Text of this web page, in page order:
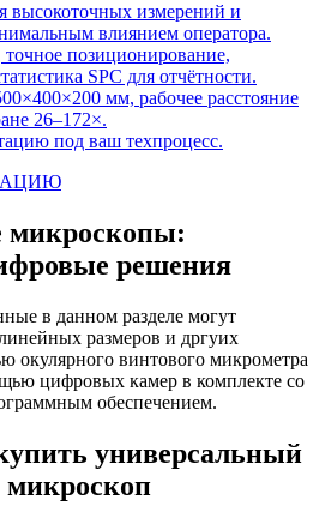
высокоточных измерений и
влиянием оператора.
позиционирование,
SPC для отчётности.
мм, рабочее расстояние
26–172×.
под ваш техпроцесс.
микроскопы:
решения
в данном разделе могут
размеров и дргуих
окулярного винтового микрометра
цифровых камер в комплекте со
обеспечением.
универсальный